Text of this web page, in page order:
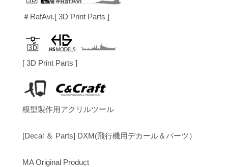
＃RafAvi.[ 3D Print Parts ]
[ 3D Print Parts ]
模型製作用アクリルツール
[Decal ＆ Parts] DXM(飛行機用デカール＆パーツ）
MA Original Product